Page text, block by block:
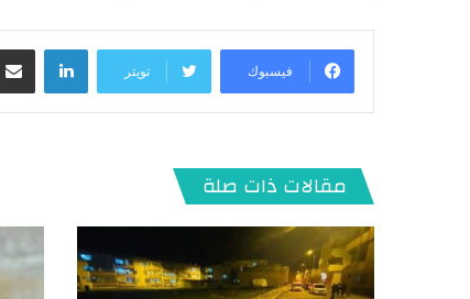
فيسبوك تويتر
لينكدإن
مقالات ذات صلة